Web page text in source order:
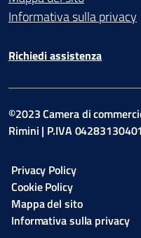
Informativa sulla privacy
Richiedi assistenza
©2023 Camera di
Rimini | P.IVA 04283130401
Privacy Policy
Cookie Policy
Mappa del sito
Informativa sulla privacy